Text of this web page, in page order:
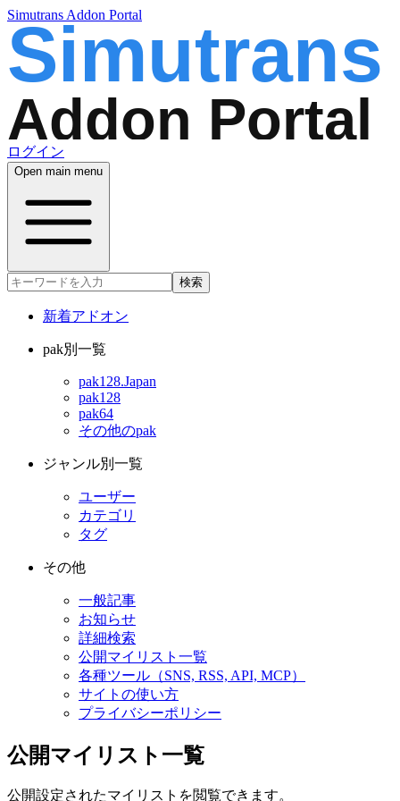
Simutrans Addon Portal
ログイン
Open main menu
検索
新着アドオン
pak別一覧
pak128.Japan
pak128
pak64
その他のpak
ジャンル別一覧
ユーザー
カテゴリ
タグ
その他
一般記事
お知らせ
詳細検索
公開マイリスト一覧
各種ツール（SNS, RSS, API, MCP）
サイトの使い方
プライバシーポリシー
公開マイリスト一覧
公開設定されたマイリストを閲覧できます。